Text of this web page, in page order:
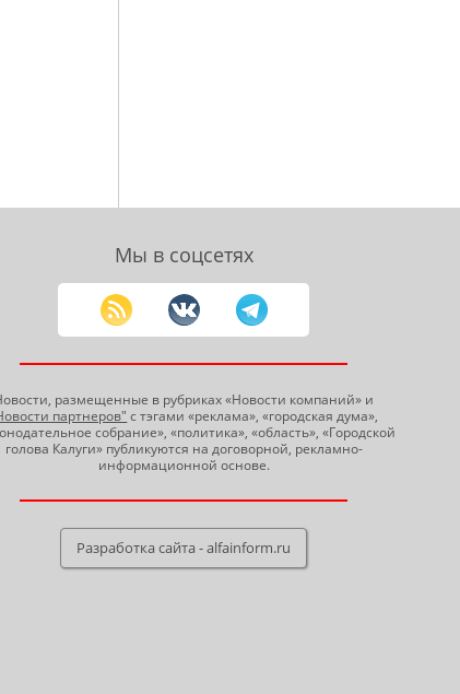
Мы в соцсетях
размещенные в рубриках «Новости компаний» и
партнеров" с тэгами «реклама», «городская дума»,
собрание», «политика», «область», «Городской
голова Калуги» публикуются на договорной, рекламно-
информационной основе.
Разработка сайта - alfainform.ru